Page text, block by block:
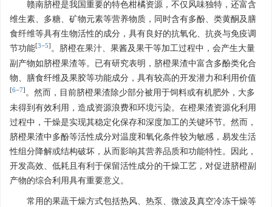
赣南脐橙是我国重要的特色柑橘资源，不仅风味独特，还富含
维生素、多糖、矿物元素等营养物质，同时含有多酚、类黄酮及膳
食纤维等具有生物活性的成分，具有良好的抗氧化、抗炎与免疫调
节功能[3−5] 。脐橙在果汁、果酱及果干等加工过程中，会产生大量
副产物如脐橙果渣等。已有研究表明，脐橙果渣中富含多酚类化合
物、膳食纤维及果胶等功能成分，具有较高的开发潜力和利用价值
[6−7] 。然而，目前脐橙果渣除少部分被用于饲料或有机肥外，大多
未得到有效利用，造成资源浪费和环境污染。在橙果渣资源化利用
过程中，干燥是实现其稳定化保存和深度加工的关键环节。然而，
脐橙果渣中多酚等活性成分对温度和氧化条件较为敏感，易发生活
性组分降解或结构破坏，从而影响其营养品质和功能特性。因此，
开发高效、低耗且有利于保留活性成分的干燥工艺，对促进脐橙副
产物的综合利用具有重要意义。
常用的果蔬干燥方式包括热风、热泵、微波及真空冷冻干燥等